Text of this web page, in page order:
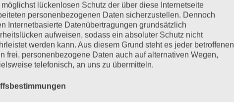
mehr ...
lückenlosen Schutz der über diese Internetseite
personenbezogenen Daten sicherzustellen. Dennoch
Internetbasierte Datenübertragungen grundsätzlich
aufweisen, sodass ein absoluter Schutz nicht
werden kann. Aus diesem Grund steht es jeder betroffenen
frei, personenbezogene Daten auch auf alternativen Wegen,
telefonisch, an uns zu übermitteln.